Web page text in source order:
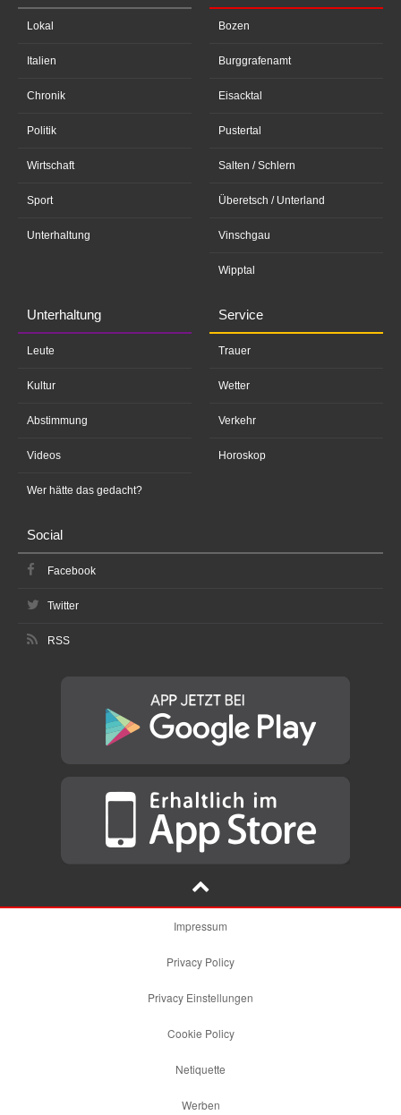
Lokal
Italien
Chronik
Politik
Wirtschaft
Sport
Unterhaltung
Bozen
Burggrafenamt
Eisacktal
Pustertal
Salten / Schlern
Überetsch / Unterland
Vinschgau
Wipptal
Unterhaltung
Leute
Kultur
Abstimmung
Videos
Wer hätte das gedacht?
Service
Trauer
Wetter
Verkehr
Horoskop
Social
Facebook
Twitter
RSS
Impressum
Privacy Policy
Privacy Einstellungen
Cookie Policy
Netiquette
Werben